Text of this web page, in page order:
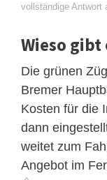
vollständige Antwort
Wieso
Die grünen
Bremer
Kosten für die
dann
weitet zum
Angebot im